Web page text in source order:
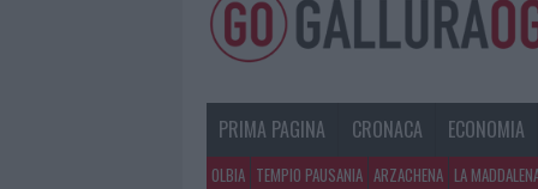
PRIMA PAGINA CRONACA ECONOMIA
OLBIA TEMPIO PAUSANIA ARZACHENA LA